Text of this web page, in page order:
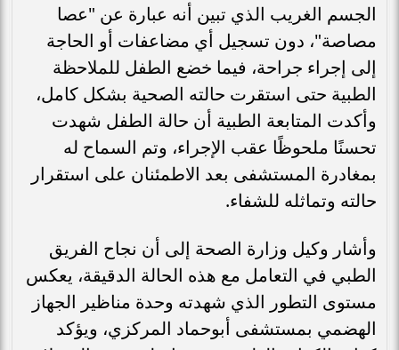
الجسم الغريب الذي تبين أنه عبارة عن "عصا
مصاصة"، دون تسجيل أي مضاعفات أو الحاجة
إلى إجراء جراحة، فيما خضع الطفل للملاحظة
الطبية حتى استقرت حالته الصحية بشكل كامل،
وأكدت المتابعة الطبية أن حالة الطفل شهدت
تحسنًا ملحوظًا عقب الإجراء، وتم السماح له
بمغادرة المستشفى بعد الاطمئنان على استقرار
حالته وتماثله للشفاء.
وأشار وكيل وزارة الصحة إلى أن نجاح الفريق
الطبي في التعامل مع هذه الحالة الدقيقة، يعكس
مستوى التطور الذي شهدته وحدة مناظير الجهاز
الهضمي بمستشفى أبوحماد المركزي، ويؤكد